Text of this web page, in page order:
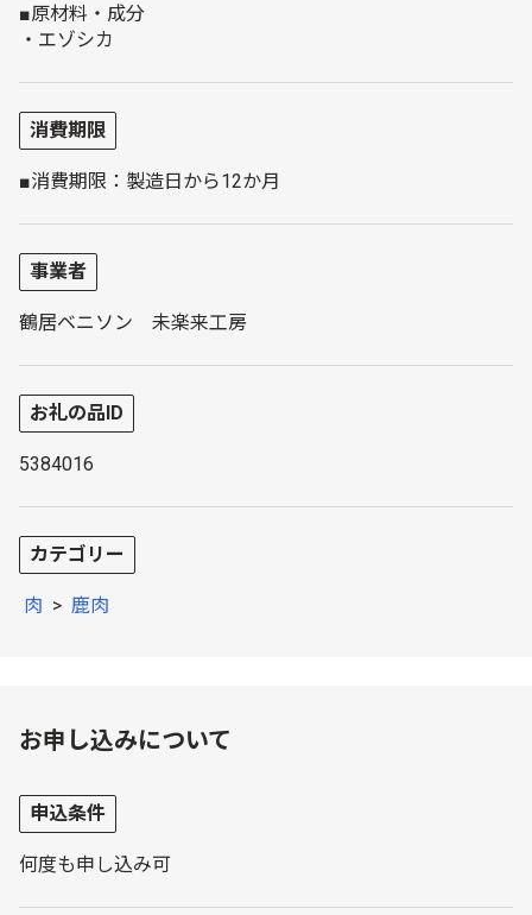
■原材料・成分
・エゾシカ
消費期限
■消費期限：製造日から12か月
事業者
鶴居ベニソン 未楽来工房
お礼の品ID
5384016
カテゴリー
肉 > 鹿肉
お申し込みについて
申込条件
何度も申し込み可